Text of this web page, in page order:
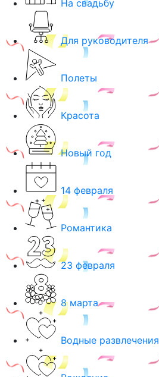
На свадьбу
Для руководителя
Полеты
Красота
Новый год
14 февраля
Романтика
23 февраля
8 марта
Водные развлечения